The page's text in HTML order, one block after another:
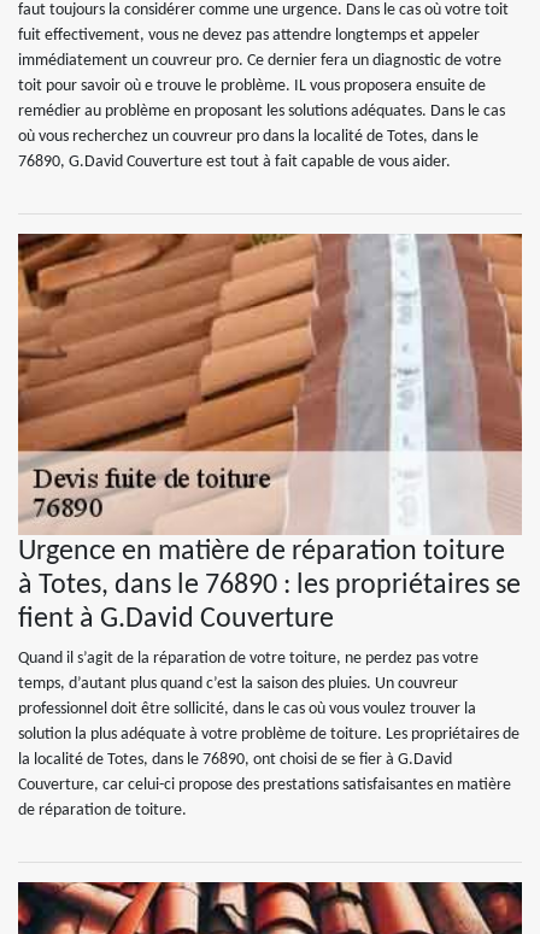
faut toujours la considérer comme une urgence. Dans le cas où votre toit
fuit effectivement, vous ne devez pas attendre longtemps et appeler
immédiatement un couvreur pro. Ce dernier fera un diagnostic de votre
toit pour savoir où e trouve le problème. IL vous proposera ensuite de
remédier au problème en proposant les solutions adéquates. Dans le cas
où vous recherchez un couvreur pro dans la localité de Totes, dans le
76890, G.David Couverture est tout à fait capable de vous aider.
Urgence en matière de réparation toiture
à Totes, dans le 76890 : les propriétaires se
fient à G.David Couverture
Quand il s’agit de la réparation de votre toiture, ne perdez pas votre
temps, d’autant plus quand c’est la saison des pluies. Un couvreur
professionnel doit être sollicité, dans le cas où vous voulez trouver la
solution la plus adéquate à votre problème de toiture. Les propriétaires de
la localité de Totes, dans le 76890, ont choisi de se fier à G.David
Couverture, car celui-ci propose des prestations satisfaisantes en matière
de réparation de toiture.